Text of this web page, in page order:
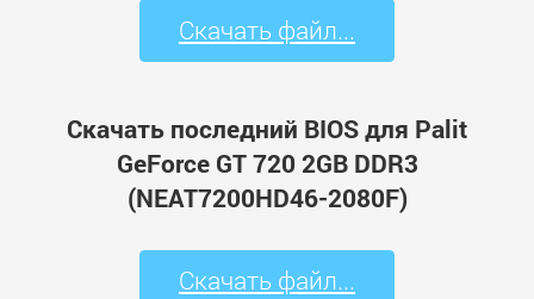
Скачать файл...
Скачать последний BIOS для Palit
GeForce GT 720 2GB DDR3
(NEAT7200HD46-2080F)
Скачать файл...